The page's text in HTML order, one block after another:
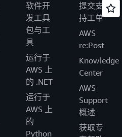
软件开
发工具
包与工
具
运行于
AWS 上
的 .NET
运行于
AWS 上
的
Python
提交支
持工单
AWS
re:Post
Knowledge
Center
AWS
Support
概述
获取专